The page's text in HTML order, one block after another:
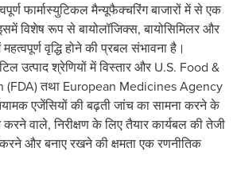
फार्मास्युटिकल मैन्यूफैक्चरिंग बाजारों में से एक
विशेष रूप से बायोलॉजिक्स, बायोसिमिलर और
वृद्धि होने की प्रबल संभावना है।
उत्पाद श्रेणियों में विस्तार और U.S. Food &
तथा European Medicines Agency
एजेंसियों की बढ़ती जांच का सामना करने के
वाले, निरीक्षण के लिए तैयार कार्यबल की तेजी
और बनाए रखने की क्षमता एक रणनीतिक